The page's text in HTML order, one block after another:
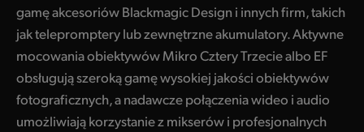
Italy
Japan
Korea
Mexico
gamę akcesoriów Blackmagic Design i innych firm, takich
jak telepromptery lub zewnętrzne akumulatory. Aktywne
mocowania obiektywów Mikro Cztery Trzecie albo EF
obsługują szeroką gamę wysokiej jakości obiektywów
fotograficznych, a nadawcze połączenia wideo i audio
umożliwiają korzystanie z mikserów i profesjonalnych